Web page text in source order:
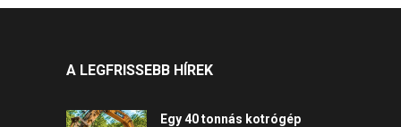
A LEGFRISSEBB HÍREK
Egy 40 tonnás kotrógép